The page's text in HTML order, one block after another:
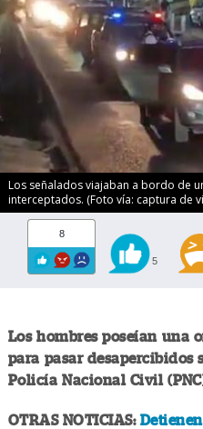
Los señalados viajaban a bordo de
interceptados. (Foto vía: captura de
8
5
Los hombres poseían una
para pasar desapercibidos
Policía Nacional Civil
OTRAS NOTICIAS: